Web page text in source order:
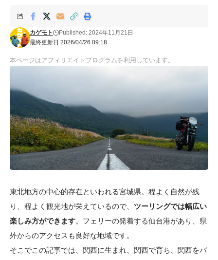
最終更新日 2026/04/26 09:18
カゲモト Published: 2024年11月21日
本ページはアフィリエイトプログラムを利用しています。
東北地方の中心的存在といわれる宮城県。程よく自然が残
り、程よく観光地が栄えているので、 ツーリングでは幅広い
楽しみ方ができます。フェリーの発着する仙台港があり、県
外からのアクセスも良好な地域です。
そこでこの記事では、関西に生まれ、関西で育ち、関西をバ